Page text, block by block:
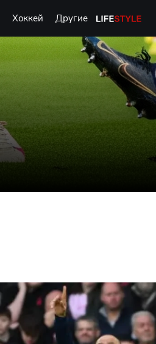
Хоккей Другие Life Style